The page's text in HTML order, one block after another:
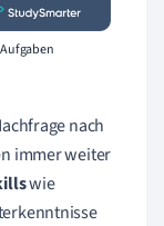
nach
immer weiter
wie